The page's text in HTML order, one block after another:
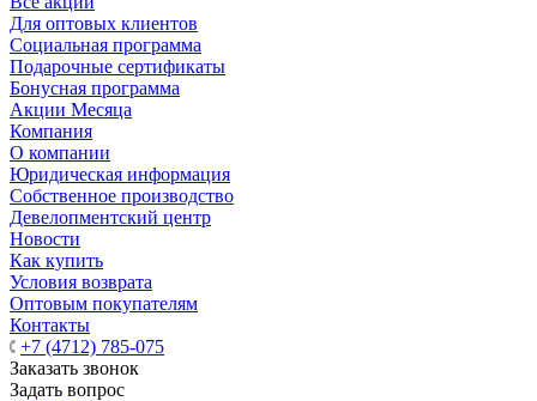
Для оптовых клиентов
Социальная программа
Подарочные сертификаты
Бонусная программа
Акции Месяца
Компания
О компании
Юридическая информация
Собственное производство
Девелопментский центр
Новости
Как купить
Условия возврата
Оптовым покупателям
Контакты
+7 (4712) 785-075
Заказать звонок
Задать вопрос